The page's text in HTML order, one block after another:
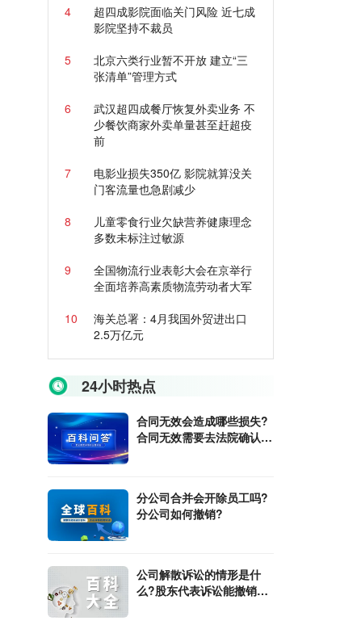
4
超四成影院面临关门风险 近七成
影院坚持不裁员
5
北京六类行业暂不开放 建立“三
张清单”管理方式
6
武汉超四成餐厅恢复外卖业务 不
少餐饮商家外卖单量甚至赶超疫
前
7
电影业损失350亿 影院就算没关
门客流量也急剧减少
8
儿童零食行业欠缺营养健康理念
多数未标注过敏源
9
全国物流行业表彰大会在京举行
全面培养高素质物流劳动者大军
10
海关总署：4月我国外贸进出口
2.5万亿元
24小时热点
合同无效会造成哪些损失?
合同无效需要去法院确认
分公司合并会开除员工吗?
分公司如何撤销?
公司解散诉讼的情形是什
么?股东代表诉讼能撤销公